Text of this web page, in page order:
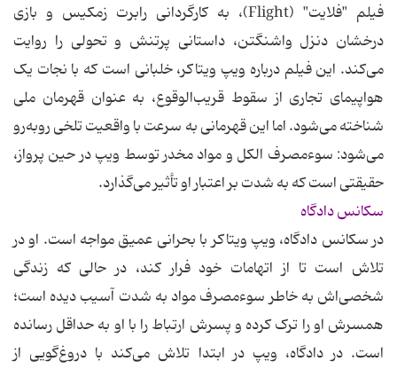
فیلم "فلایت" (Flight)، به کارگردانی رابرت زمکیس و بازی
درخشان دنزل واشنگتن، داستانی پرتنش و تحولی را روایت
می‌کند. این فیلم درباره ویپ ویتاکر، خلبانی است که با نجات یک
هواپیمای تجاری از سقوط قریب‌الوقوع، به عنوان قهرمان ملی
شناخته می‌شود. اما این قهرمانی به سرعت با واقعیت تلخی روبه‌رو
می‌شود: سوءمصرف الکل و مواد مخدر توسط ویپ در حین پرواز،
حقیقتی است که به شدت بر اعتبار او تأثیر می‌گذارد.
سکانس دادگاه
در سکانس دادگاه، ویپ ویتاکر با بحرانی عمیق مواجه است. او در
تلاش است تا از اتهامات خود فرار کند، در حالی که زندگی
شخصی‌اش به خاطر سوءمصرف مواد به شدت آسیب دیده است؛
همسرش او را ترک کرده و پسرش ارتباط را با او به حداقل رسانده
است. در دادگاه، ویپ در ابتدا تلاش می‌کند با دروغ‌گویی از